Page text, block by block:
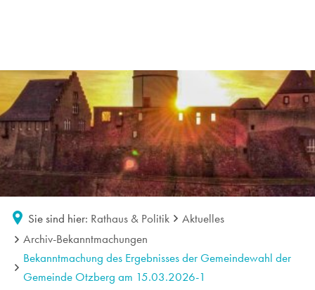
Sie sind hier: Rathaus & Politik
Aktuelles
Archiv-Bekanntmachungen
Bekanntmachung des Ergebnisses der Gemeindewahl der
Gemeinde Otzberg am 15.03.2026-1